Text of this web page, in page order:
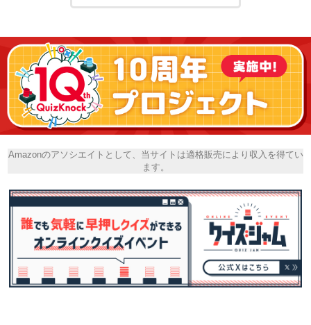
Amazonのアソシエイトとして、当サイトは適格販売により収入を得てい
ます。